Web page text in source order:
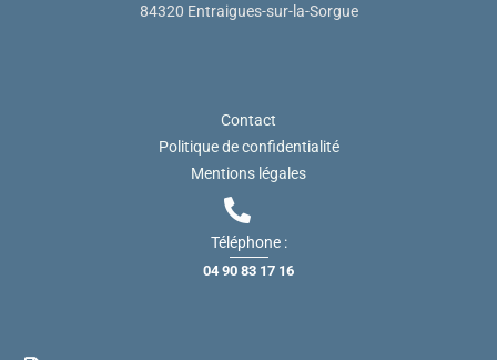
84320 Entraigues-sur-la-Sorgue
Contact
Politique de confidentialité
Mentions légales
Téléphone :
04 90 83 17 16